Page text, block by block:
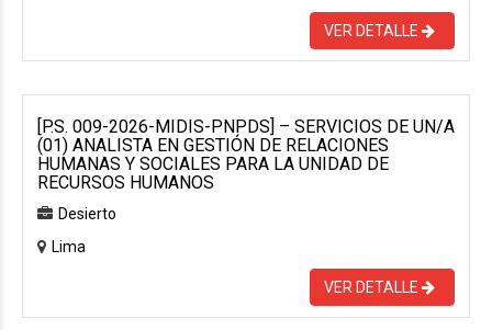
VER DETALLE
[P.S. 009-2026-MIDIS-PNPDS] – SERVICIOS DE UN/A
(01) ANALISTA EN GESTIÓN DE RELACIONES
HUMANAS Y SOCIALES PARA LA UNIDAD DE
RECURSOS HUMANOS
Desierto
Lima
VER DETALLE